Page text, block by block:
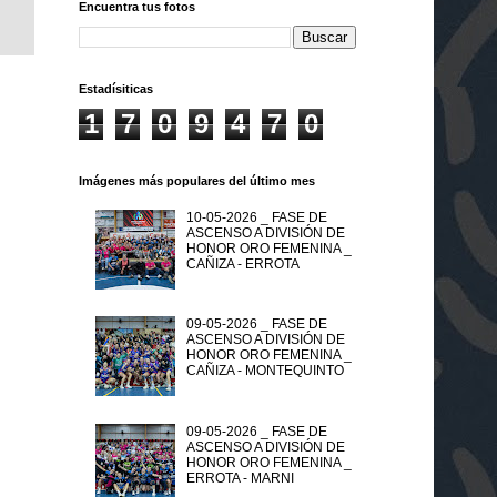
Encuentra tus fotos
Estadísiticas
1 7 0 9 4 7 0
Imágenes más populares del último mes
10-05-2026 _ FASE DE
ASCENSO A DIVISIÓN DE
HONOR ORO FEMENINA _
CAÑIZA - ERROTA
09-05-2026 _ FASE DE
ASCENSO A DIVISIÓN DE
HONOR ORO FEMENINA _
CAÑIZA - MONTEQUINTO
09-05-2026 _ FASE DE
ASCENSO A DIVISIÓN DE
HONOR ORO FEMENINA _
ERROTA - MARNI